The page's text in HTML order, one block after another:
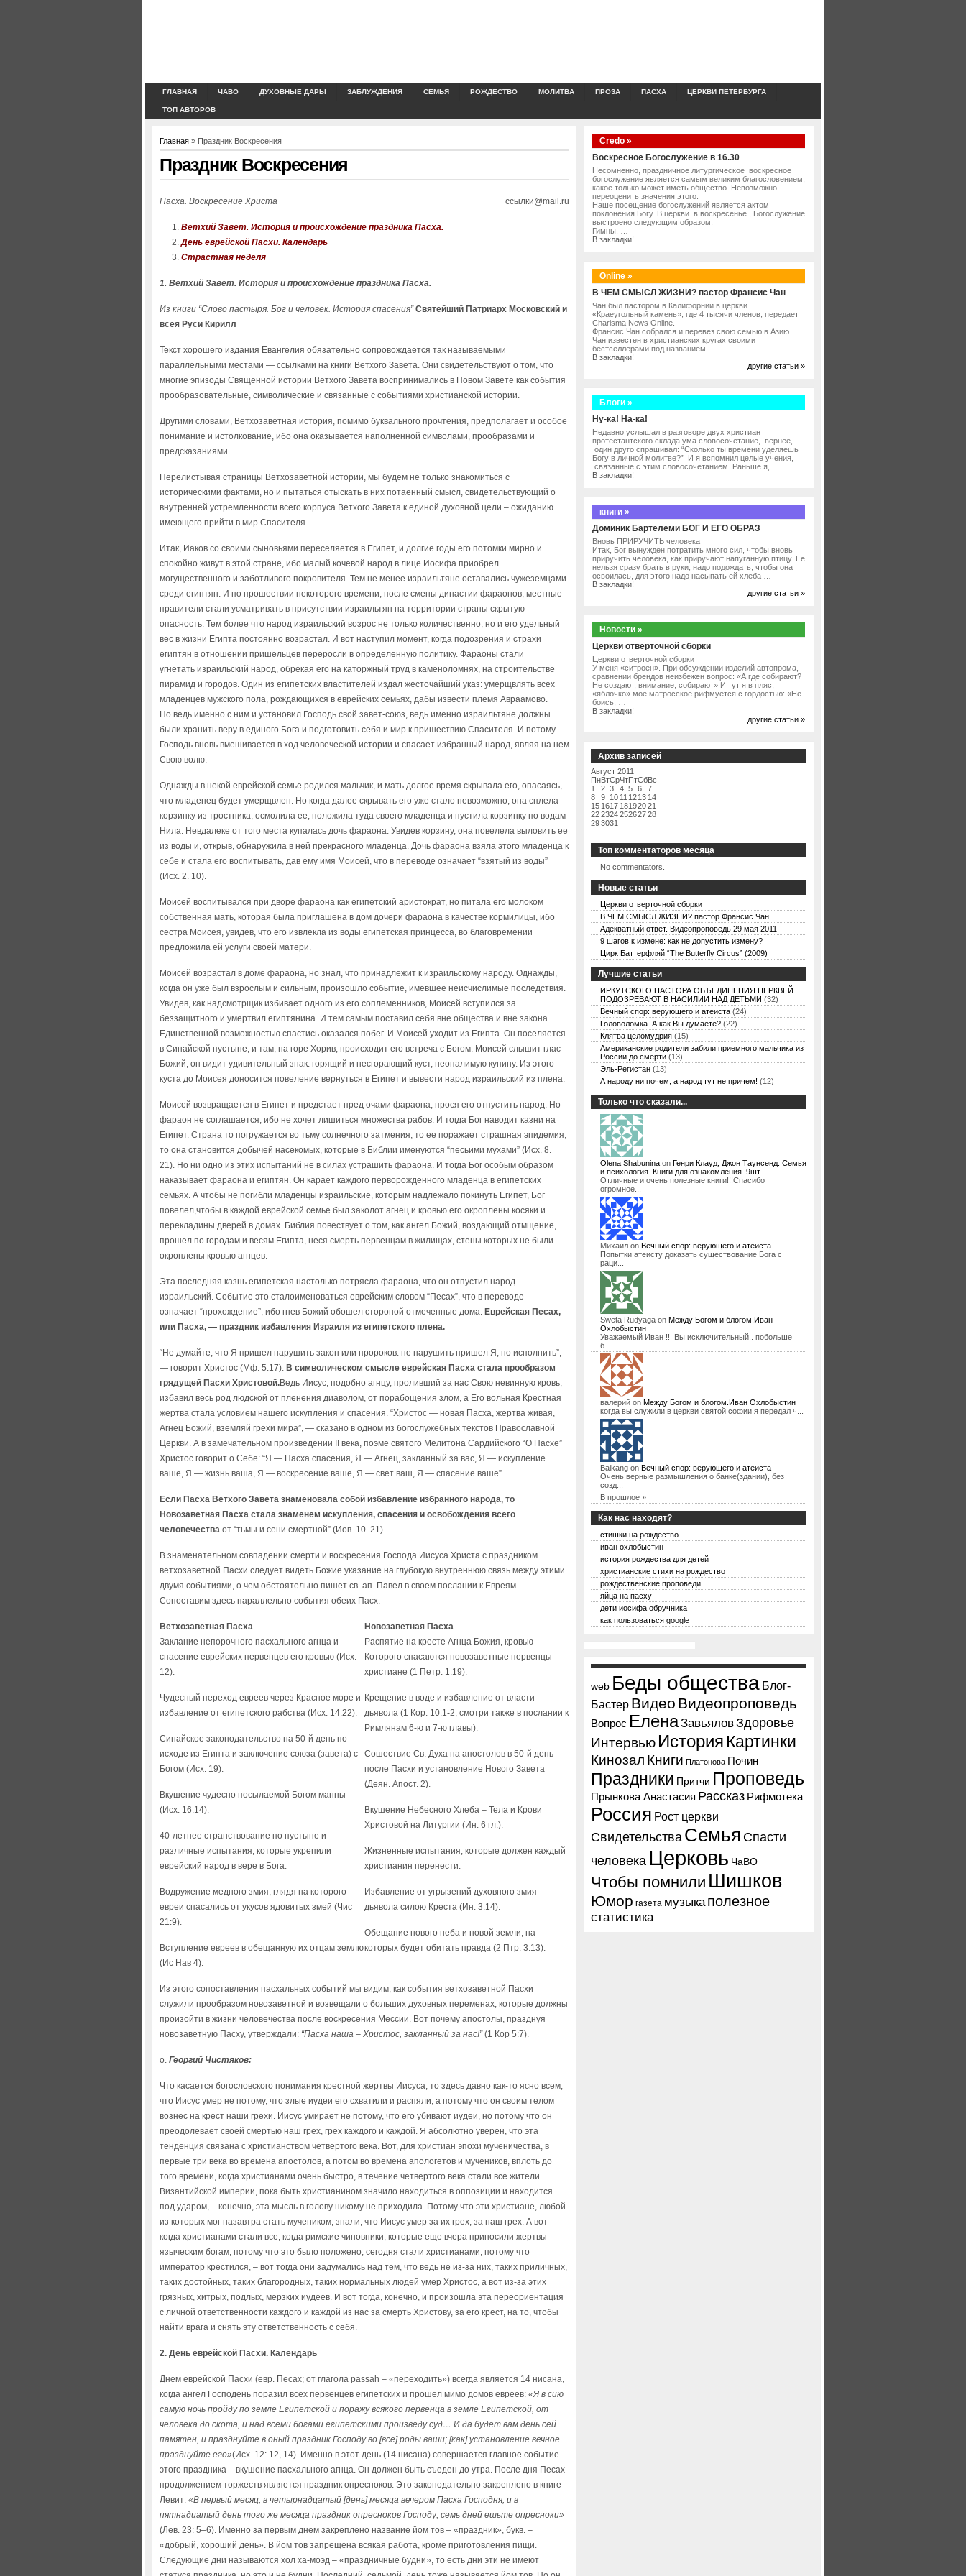
ГЛАВНАЯ ЧАВО ДУХОВНЫЕ ДАРЫ ЗАБЛУЖДЕНИЯ СЕМЬЯ РОЖДЕСТВО МОЛИТВА ПРОЗА ПАСХА ЦЕРКВИ ПЕТЕРБУРГА
ТОП АВТОРОВ
Главная » Праздник Воскресения
Праздник Воскресения
ссылки@mail.ru
Пасха. Воскресение Христа
Ветхий Завет. История и происхождение праздника Пасха.
День еврейской Пасхи. Календарь
Страстная неделя
1. Ветхий Завет. История и происхождение праздника Пасха.
Из книги “Слово пастыря. Бог и человек. История спасения” Святейший Патриарх Московский и
всея Руси Кирилл
Текст хорошего издания Евангелия обязательно сопровождается так называемыми
параллельными местами — ссылками на книги Ветхого Завета. Они свидетельствуют о том, что
многие эпизоды Священной истории Ветхого Завета воспринимались в Новом Завете как события
прообразовательные, символические и связанные с событиями христианской истории.
Другими словами, Ветхозаветная история, помимо буквального прочтения, предполагает и особое
понимание и истолкование, ибо она оказывается наполненной символами, прообразами и
предсказаниями.
Перелистывая страницы Ветхозаветной истории, мы будем не только знакомиться с
историческими фактами, но и пытаться отыскать в них потаенный смысл, свидетельствующий о
внутренней устремленности всего корпуса Ветхого Завета к единой духовной цели – ожиданию
имеющего прийти в мир Спасителя.
Итак, Иаков со своими сыновьями переселяется в Египет, и долгие годы его потомки мирно и
спокойно живут в этой стране, ибо малый кочевой народ в лице Иосифа приобрел
могущественного и заботливого покровителя. Тем не менее израильтяне оставались чужеземцами
среди египтян. И по прошествии некоторого времени, после смены династии фараонов, местные
правители стали усматривать в присутствии израильтян на территории страны скрытую
опасность. Тем более что народ израильский возрос не только количественно, но и его удельный
вес в жизни Египта постоянно возрастал. И вот наступил момент, когда подозрения и страхи
египтян в отношении пришельцев переросли в определенную политику. Фараоны стали
угнетать израильский народ, обрекая его на каторжный труд в каменоломнях, на строительстве
пирамид и городов. Один из египетских властителей издал жесточайший указ: умерщвлять всех
младенцев мужского пола, рождающихся в еврейских семьях, дабы извести племя Авраамово.
Но ведь именно с ним и установил Господь свой завет-союз, ведь именно израильтяне должны
были хранить веру в единого Бога и подготовить себя и мир к пришествию Спасителя. И потому
Господь вновь вмешивается в ход человеческой истории и спасает избранный народ, являя на нем
Свою волю.
Однажды в некой еврейской семье родился мальчик, и мать долгое время скрывала его, опасаясь,
что младенец будет умерщвлен. Но когда далее скрывать его уже стало невозможно, она сплела
корзинку из тростника, осмолила ее, положила туда своего младенца и пустила корзинку по водам
Нила. Невдалеке от того места купалась дочь фараона. Увидев корзину, она повелела выловить ее
из воды и, открыв, обнаружила в ней прекрасного младенца. Дочь фараона взяла этого младенца к
себе и стала его воспитывать, дав ему имя Моисей, что в переводе означает “взятый из воды”
(Исх. 2. 10).
Моисей воспитывался при дворе фараона как египетский аристократ, но питала его молоком
собственная мать, которая была приглашена в дом дочери фараона в качестве кормилицы, ибо
сестра Моисея, увидев, что его извлекла из воды египетская принцесса, во благовремении
предложила ей услуги своей матери.
Моисей возрастал в доме фараона, но знал, что принадлежит к израильскому народу. Однажды,
когда он уже был взрослым и сильным, произошло событие, имевшее неисчислимые последствия.
Увидев, как надсмотрщик избивает одного из его соплеменников, Моисей вступился за
беззащитного и умертвил египтянина. И тем самым поставил себя вне общества и вне закона.
Единственной возможностью спастись оказался побег. И Моисей уходит из Египта. Он поселяется
в Синайской пустыне, и там, на горе Хорив, происходит его встреча с Богом. Моисей слышит глас
Божий, он видит удивительный знак: горящий и несгорающий куст, неопалимую купину. Из этого
куста до Моисея доносится повеление вернуться в Египет и вывести народ израильский из плена.
Моисей возвращается в Египет и предстает пред очами фараона, прося его отпустить народ. Но
фараон не соглашается, ибо не хочет лишиться множества рабов. И тогда Бог наводит казни на
Египет. Страна то погружается во тьму солнечного затмения, то ее поражает страшная эпидемия,
то она становится добычей насекомых, которые в Библии именуются “песьими мухами” (Исх. 8.
21). Но ни одно из этих испытаний не в силах устрашить фараона. И тогда Бог особым образом
наказывает фараона и египтян. Он карает каждого перворожденного младенца в египетских
семьях. А чтобы не погибли младенцы израильские, которым надлежало покинуть Египет, Бог
повелел,чтобы в каждой еврейской семье был заколот агнец и кровью его окроплены косяки и
перекладины дверей в домах. Библия повествует о том, как ангел Божий, воздающий отмщение,
прошел по городам и весям Египта, неся смерть первенцам в жилищах, стены которых не были
окроплены кровью агнцев.
Эта последняя казнь египетская настолько потрясла фараона, что он отпустил народ
израильский. Событие это сталоименоваться еврейским словом “Песах”, что в переводе
означает “прохождение”, ибо гнев Божий обошел стороной отмеченные дома. Еврейская Песах,
или Пасха, — праздник избавления Израиля из египетского плена.
“Не думайте, что Я пришел нарушить закон или пророков: не нарушить пришел Я, но исполнить”,
— говорит Христос (Мф. 5.17). В символическом смысле еврейская Пасха стала прообразом
грядущей Пасхи Христовой.Ведь Иисус, подобно агнцу, проливший за нас Свою невинную кровь,
избавил весь род людской от пленения диаволом, от порабощения злом, а Его вольная Крестная
жертва стала условием нашего искупления и спасения. “Христос — новая Пасха, жертва живая,
Агнец Божий, вземляй грехи мира”, — сказано в одном из богослужебных текстов Православной
Церкви. А в замечательном произведении II века, поэме святого Мелитона Сардийского “О Пасхе”
Христос говорит о Себе: “Я — Пасха спасения, Я — Агнец, закланный за вас, Я — искупление
ваше, Я — жизнь ваша, Я — воскресение ваше, Я — свет ваш, Я — спасение ваше”.
Если Пасха Ветхого Завета знаменовала собой избавление избранного народа, то
Новозаветная Пасха стала знаменем искупления, спасения и освобождения всего
человечества от “тьмы и сени смертной” (Иов. 10. 21).
В знаменательном совпадении смерти и воскресения Господа Иисуса Христа с праздником
ветхозаветной Пасхи следует видеть Божие указание на глубокую внутреннюю связь между этими
двумя событиями, о чем обстоятельно пишет св. ап. Павел в своем послании к Евреям.
Сопоставим здесь параллельно события обеих Пасх.
Ветхозаветная Пасха
Новозаветная Пасха
Заклание непорочного пасхального агнца и
спасение еврейских первенцев его кровью (Исх.
12).
Чудесный переход евреев через Красное море и
избавление от египетского рабства (Исх. 14:22).
Синайское законодательство на 50-й день по
исходе из Египта и заключение союза (завета) с
Богом (Исх. 19).
Вкушение чудесно посылаемой Богом манны
(Исх. 16:14).
40-летнее странствование по пустыне и
различные испытания, которые укрепили
еврейский народ в вере в Бога.
Водружение медного змия, глядя на которого
евреи спасались от укусов ядовитых змей (Чис
21:9).
Вступление евреев в обещанную их отцам землю
(Ис Нав 4).
Распятие на кресте Агнца Божия, кровью
Которого спасаются новозаветные первенцы –
христиане (1 Петр. 1:19).
Крещение в воде и избавление от власти
дьявола (1 Кор. 10:1-2, смотри также в послании к
Римлянам 6-ю и 7-ю главы).
Сошествие Св. Духа на апостолов в 50-й день
после Пасхи и установление Нового Завета
(Деян. Апост. 2).
Вкушение Небесного Хлеба – Тела и Крови
Христовой на Литургии (Ин. 6 гл.).
Жизненные испытания, которые должен каждый
христианин перенести.
Избавление от угрызений духовного змия –
дьявола силою Креста (Ин. 3:14).
Обещание нового неба и новой земли, на
которых будет обитать правда (2 Птр. 3:13).
Из этого сопоставления пасхальных событий мы видим, как события ветхозаветной Пасхи
служили прообразом новозаветной и возвещали о больших духовных переменах, которые должны
произойти в жизни человечества после воскресения Мессии. Вот почему апостолы, празднуя
новозаветную Пасху, утверждали: “Пасха наша – Христос, закланный за нас!” (1 Кор 5:7).
о. Георгий Чистяков:
Что касается богословского понимания крестной жертвы Иисуса, то здесь давно как-то ясно всем,
что Иисус умер не потому, что злые иудеи его схватили и распяли, а потому что он своим телом
вознес на крест наши грехи. Иисус умирает не потому, что его убивают иудеи, но потому что он
преодолевает своей смертью наш грех, грех каждого и каждой. Я абсолютно уверен, что эта
тенденция связана с христианством четвертого века. Вот, для христиан эпохи мученичества, в
первые три века во времена апостолов, а потом во времена апологетов и мучеников, вплоть до
того времени, когда христианами очень быстро, в течение четвертого века стали все жители
Византийской империи, пока быть христианином значило находиться в оппозиции и находится
под ударом, – конечно, эта мысль в голову никому не приходила. Потому что эти христиане, любой
из которых мог назавтра стать мучеником, знали, что Иисус умер за их грех, за наш грех. А вот
когда христианами стали все, когда римские чиновники, которые еще вчера приносили жертвы
языческим богам, потому что это было положено, сегодня стали христианами, потому что
император крестился, – вот тогда они задумались над тем, что ведь не из-за них, таких приличных,
таких достойных, таких благородных, таких нормальных людей умер Христос, а вот из-за этих
грязных, хитрых, подлых, мерзких иудеев. И вот тогда, конечно, и произошла эта переориентация
с личной ответственности каждого и каждой из нас за смерть Христову, за его крест, на то, чтобы
найти врага и снять эту ответственность с себя.
2. День еврейской Пасхи. Календарь
Днем еврейской Пасхи (евp. Песах; от глагола passah – «переходить») всегда является 14 нисана,
когда ангел Господень поразил всех первенцев египетских и прошел мимо домов евреев: «Я в сию
самую ночь пройду по земле Египетской и поражу всякого первенца в земле Египетской, от
человека до скота, и над всеми богами египетскими произведу суд… И да будет вам день сей
памятен, и празднуйте в оный праздник Господу во [все] роды ваши; [как] установление вечное
празднуйте его»(Исх. 12: 12, 14). Именно в этот день (14 нисана) совершается главное событие
этого праздника – вкушение пасхального агнца. Он должен быть съеден до утра. После дня Песах
продолжением торжеств является праздник опресноков. Это законодательно закреплено в книге
Левит: «В первый месяц, в четырнадцатый [день] месяца вечером Пасха Господня; и в
пятнадцатый день того же месяца праздник опресноков Господу; семь дней ешьте опресноки»
(Лев. 23: 5–6). Именно за первым днем закреплено название йом тов – «праздник», букв. –
«добрый, хороший день». В йом тов запрещена всякая работа, кроме приготовления пищи.
Следующие дни называются хол ха-моэд – «праздничные будни», то есть дни эти не имеют
Credo »
Воскресное Богослужение в 16.30
Несомненно, праздничное литургическое воскресное
богослужение является самым великим благословением,
какое только может иметь общество. Невозможно
переоценить значения этого.
Наше посещение богослужений является актом
поклонения Богу. В церкви в воскресенье , Богослужение
выстроено следующим образом:
Гимны. …
В закладки!
Online »
В ЧЕМ СМЫСЛ ЖИЗНИ? пастор Франсис Чан
Чан был пастором в Калифорнии в церкви
«Краеугольный камень», где 4 тысячи членов, передает
Charisma News Online.
Франсис Чан собрался и перевез свою семью в Азию.
Чан известен в христианских кругах своими
бестселлерами под названием …
В закладки!
другие статьи »
Блоги »
Ну-ка! На-ка!
Недавно услышал в разговоре двух христиан
протестантского склада ума словосочетание, вернее,
один друго спрашивал: “Сколько ты времени уделяешь
Богу в личной молитве?” И я вспомнил целые учения,
связанные с этим словосочетанием. Раньше я, …
В закладки!
книги »
Доминик Бартелеми БОГ И ЕГО ОБРАЗ
Вновь ПРИРУЧИТЬ человека
Итак, Бог вынужден потратить много сил, чтобы вновь
приручить человека, как приручают напуганную птицу. Ее
нельзя сразу брать в руки, надо подождать, чтобы она
освоилась, для этого надо насыпать ей хлеба …
В закладки!
другие статьи »
Новости »
Церкви отверточной сборки
Церкви отверточной сборки
У меня «ситроен». При обсуждении изделий автопрома,
сравнении брендов неизбежен вопрос: «А где собирают?
Не создают, внимание, собирают» И тут я в пляс,
«яблочко» мое матросское рифмуется с гордостью: «Не
боись, …
В закладки!
другие статьи »
Архив записей
Август 2011
ПнВтСрЧтПтСбВс
1
2 3 4 5 6
7
8
9 10 11 1213 14
15 1617 18192021
22232425262728
293031
Топ комментаторов месяца
No commentators.
Новые статьи
Церкви отверточной сборки
В ЧЕМ СМЫСЛ ЖИЗНИ? пастор Франсис Чан
Адекватный ответ. Видеопроповедь 29 мая 2011
9 шагов к измене: как не допустить измену?
Цирк Баттерфляй “The Butterfly Circus” (2009)
Лучшие статьи
ИРКУТСКОГО ПАСТОРА ОБЪЕДИНЕНИЯ ЦЕРКВЕЙ
ПОДОЗРЕВАЮТ В НАСИЛИИ НАД ДЕТЬМИ (32)
Вечный спор: верующего и атеиста (24)
Головоломка. А как Вы думаете? (22)
Клятва целомудрия (15)
Американские родители забили приемного мальчика из
России до смерти (13)
Эль-Регистан (13)
А народу ни почем, а народ тут не причем! (12)
Только что сказали...
Olena Shabunina on Генри Клауд, Джон Таунсенд. Семья
и психология. Книги для ознакомления. 9шт.
Отличные и очень полезные книги!!!Спасибо
огромное
Михаил on Вечный спор: верующего и атеиста
Попытки атеисту доказать существование Бога с
раци
Sweta Rudyaga on Между Богом и блогом.Иван
Охлобыстин
Уважаемый Иван !! Вы исключительный.. побольше
б
валерий on Между Богом и блогом.Иван Охлобыстин
когда вы служили в церкви святой софии я передал ч
Baikang on Вечный спор: верующего и атеиста
Очень верные размышления о банке(здании), без
созд
В прошлое »
Как нас находят?
стишки на рождество
иван охлобыстин
история рождества для детей
христианские стихи на рождество
рождественские проповеди
яйца на пасху
дети иосифа обручника
как пользоваться google
web Беды общества Блог-
Бастер Видео Видеопроповедь
Вопрос ЕленаЗавьяловЗдоровье
Интервью ИсторияКартинки
Кинозал Книги Платонова Почин
Праздники Притчи Проповедь
Прынкова Анастасия Рассказ Рифмотека
Россия Рост церкви
Свидетельства Семья Спасти
человека Церковь ЧаВО
Чтобы помнили Шишков
Юмор газета музыка полезное
статистика